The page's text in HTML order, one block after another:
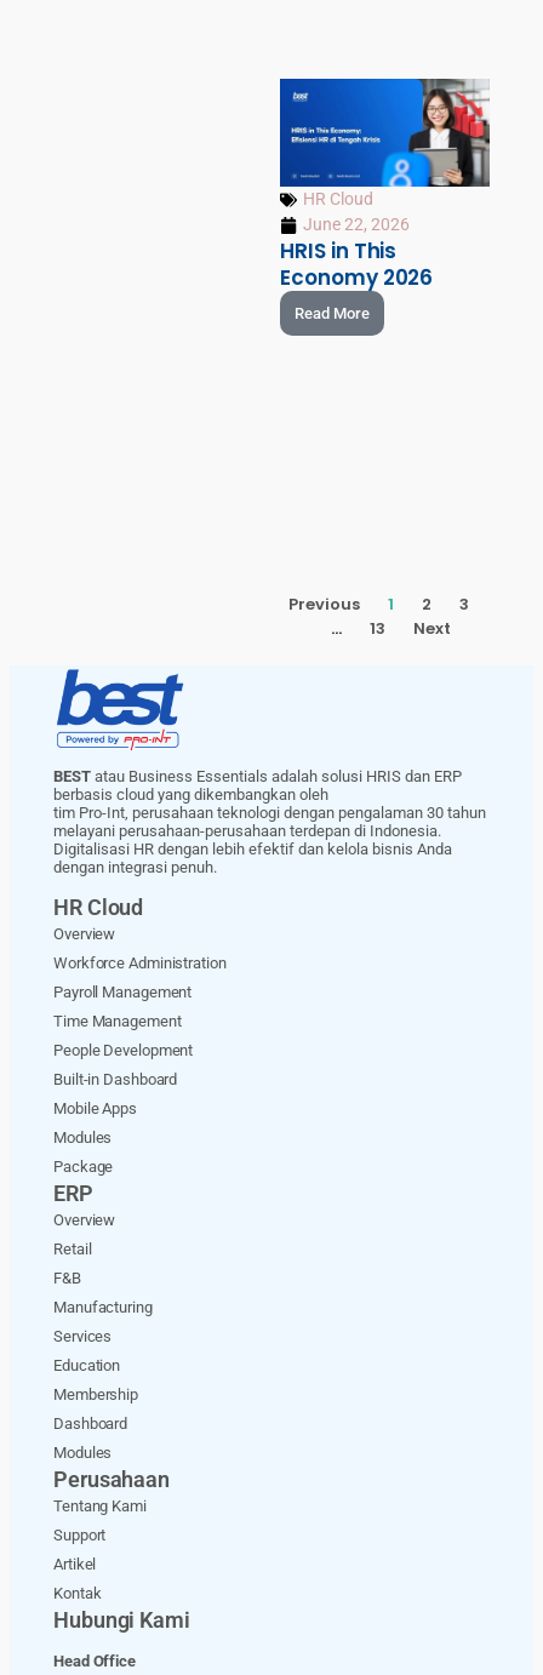
HR Cloud
June 22, 2026
HRIS in This
Economy 2026
Read More
Previous 1 2
3
…
13 Next
BEST atau Business Essentials adalah solusi HRIS dan ERP
berbasis cloud yang dikembangkan oleh
tim Pro-Int, perusahaan teknologi dengan pengalaman 30 tahun
melayani perusahaan-perusahaan terdepan di Indonesia.
Digitalisasi HR dengan lebih efektif dan kelola bisnis Anda
dengan integrasi penuh.
HR Cloud
Overview
Workforce Administration
Payroll Management
Time Management
People Development
Built-in Dashboard
Mobile Apps
Modules
Package
ERP
Overview
Retail
F&B
Manufacturing
Services
Education
Membership
Dashboard
Modules
Perusahaan
Tentang Kami
Support
Artikel
Kontak
Hubungi Kami
Head Office